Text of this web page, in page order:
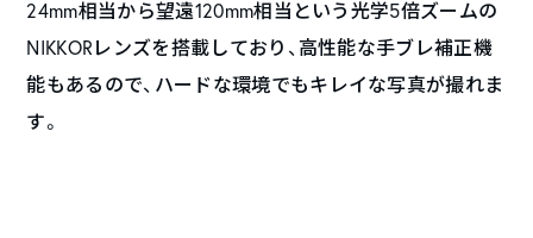
24mm相当から望遠120mm相当という光学5倍ズームの
NIKKORレンズを搭載しており、高性能な手ブレ補正機
能もあるので、ハードな環境でもキレイな写真が撮れま
す。